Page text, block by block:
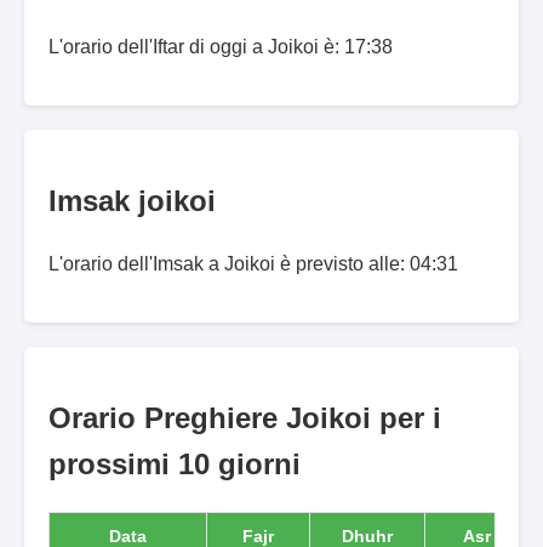
L'orario dell'Iftar di oggi a Joikoi è: 17:38
Imsak joikoi
L'orario dell'Imsak a Joikoi è previsto alle: 04:31
Orario Preghiere Joikoi per i
prossimi 10 giorni
Data Fajr Dhuhr Asr